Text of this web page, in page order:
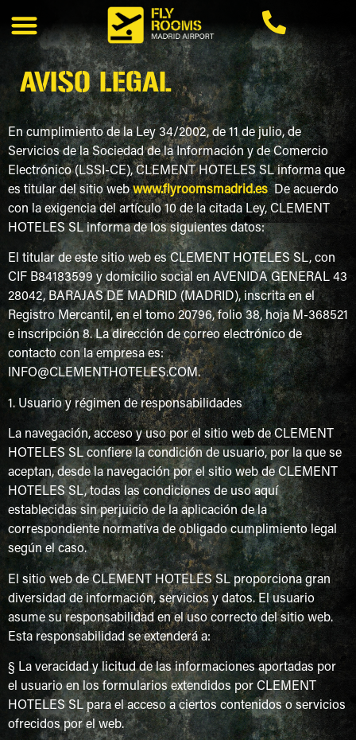
AVISO LEGAL
En cumplimiento de la Ley 34/2002, de 11 de julio, de
Servicios de la Sociedad de la Información y de Comercio
Electrónico (LSSI-CE), CLEMENT HOTELES SL informa que
es titular del sitio webwww.flyroomsmadrid.es De acuerdo
con la exigencia del artículo 10 de la citada Ley, CLEMENT
HOTELES SL informa de los siguientes datos:
El titular de este sitio web es CLEMENT HOTELES SL, con
CIF B84183599 y domicilio social en AVENIDA GENERAL 43
28042, BARAJAS DE MADRID (MADRID), inscrita en el
Registro Mercantil, en el tomo 20796, folio 38, hoja M-368521
e inscripción 8. La dirección de correo electrónico de
contacto con la empresa es:
INFO@CLEMENTHOTELES.COM.
1. Usuario y régimen de responsabilidades
La navegación, acceso y uso por el sitio web de CLEMENT
HOTELES SL confiere la condición de usuario, por la que se
aceptan, desde la navegación por el sitio web de CLEMENT
HOTELES SL, todas las condiciones de uso aquí
establecidas sin perjuicio de la aplicación de la
correspondiente normativa de obligado cumplimiento legal
según el caso.
El sitio web de CLEMENT HOTELES SL proporciona gran
diversidad de información, servicios y datos. El usuario
asume su responsabilidad en el uso correcto del sitio web.
Esta responsabilidad se extenderá a:
§ La veracidad y licitud de las informaciones aportadas por
el usuario en los formularios extendidos por CLEMENT
HOTELES SL para el acceso a ciertos contenidos o servicios
ofrecidos por el web.